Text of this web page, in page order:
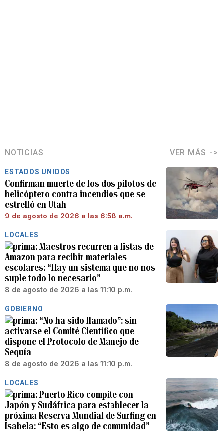
NOTICIAS VER MÁS
ESTADOS UNIDOS
Confirman muerte de los dos pilotos de
helicóptero contra incendios que se
estrelló en Utah
9 de agosto de 2026 a las 6:58 a.m.
LOCALES
Maestros recurren a listas de
Amazon para recibir materiales
escolares: “Hay un sistema que no nos
suple todo lo necesario”
8 de agosto de 2026 a las 11:10 p.m.
GOBIERNO
“No ha sido llamado”: sin
activarse el Comité Científico que
dispone el Protocolo de Manejo de
Sequía
8 de agosto de 2026 a las 11:10 p.m.
LOCALES
Puerto Rico compite con
Japón y Sudáfrica para establecer la
próxima Reserva Mundial de Surfing en
Isabela: “Esto es algo de comunidad”